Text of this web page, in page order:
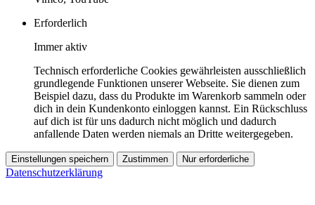
Erforderlich
Immer aktiv
Technisch erforderliche Cookies gewährleisten ausschließlich
grundlegende Funktionen unserer Webseite. Sie dienen zum
Beispiel dazu, dass du Produkte im Warenkorb sammeln oder
dich in dein Kundenkonto einloggen kannst. Ein Rückschluss
auf dich ist für uns dadurch nicht möglich und dadurch
anfallende Daten werden niemals an Dritte weitergegeben.
Einstellungen speichern Zustimmen Nur erforderliche
Datenschutzerklärung